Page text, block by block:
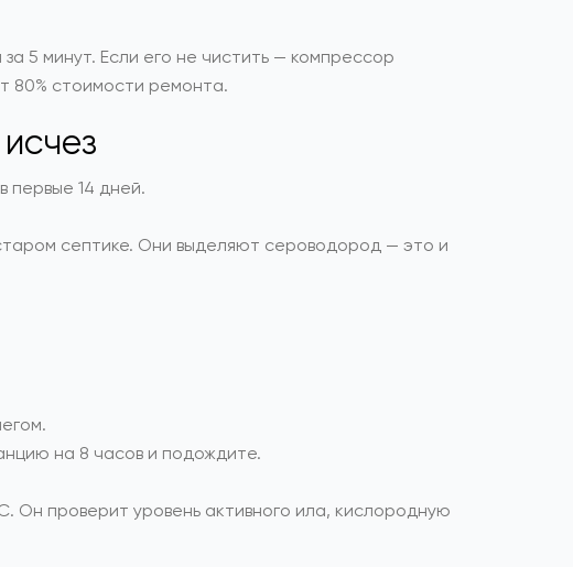
5 минут. Если его не чистить — компрессор
80% стоимости ремонта.
первые 14 дней.
септике. Они выделяют сероводород — это и
на 8 часов и подождите.
Он проверит уровень активного ила, кислородную